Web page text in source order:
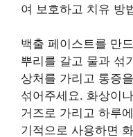
여 보호하고 치유 방
백출 페이스트를 만
뿌리를 갈고 물과 섞
상처를 가리고 통증
섞어주세요. 화상이
거즈로 가리고 하루
기적으로 사용하면